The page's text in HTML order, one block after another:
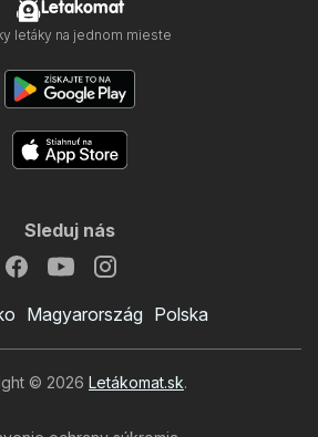
Letakomat
letáky na jednom mieste
Sleduj nás
Magyarország Polska
© 2026 Letákomat.sk.